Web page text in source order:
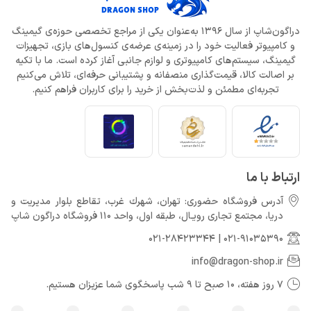
دراگون‌شاپ از سال 1396 به‌عنوان یکی از مراجع تخصصی حوزه‌ی گیمینگ
و کامپیوتر فعالیت خود را در زمینه‌ی عرضه‌ی کنسول‌های بازی، تجهیزات
گیمینگ، سیستم‌های کامپیوتری و لوازم جانبی آغاز کرده است. ما با تکیه
بر اصالت کالا، قیمت‌گذاری منصفانه و پشتیبانی حرفه‌ای، تلاش می‌کنیم
تجربه‌ای مطمئن و لذت‌بخش از خرید را برای کاربران فراهم کنیم.
ارتباط با ما
آدرس فروشگاه حضوری: تهران، شهرك غرب، تقاطع بلوار مدیریت و
دريا، مجتمع تجارى رويـال، طبقه اول، واحد 110 فروشگاه دراگون شاپ
021-91035390
021-28423344
info@dragon-shop.ir
7 روز هفته، 10 صبح تا 9 شب پاسخگوی شما عزیزان هستیم.